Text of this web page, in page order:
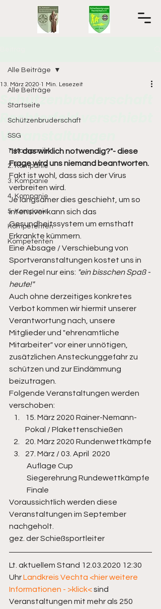
Alle Beiträge
Startseite
Schützenbruderschaft
SSG
1. Kompanie
2. Kompanie
3. Kompanie
4. Kompanie
5. Kompanie
Kompetenten
Kompetenten
Alle Beiträge
Schützenbruderschaft
Rechterfeld verschiebt
Veranstaltungen
13. März 2020 1 Min. Lesezeit
"Ist das wirklich notwendig?"- diese
Frage wird uns niemand beantworten.
Fakt ist wohl, dass sich der Virus
verbreiten wird.
Je langsamer dies geschieht, um so
intensiver kann sich das
Gesundheitssystem um ernsthaft
Erkrankte kümmern.
Eine Absage / Verschiebung von
Sportveranstaltungen kostet uns in
der Regel nur eins: "ein bisschen Spaß -
heute!"
Auch ohne derzeitiges konkretes
Verbot kommen wir hiermit unserer
Verantwortung nach, unsere
Mitglieder und "ehrenamtliche
Mitarbeiter" vor einer unnötigen,
zusätzlichen Ansteckunggefahr zu
schützen und zur Eindämmung
beizutragen.
Folgende Veranstaltungen werden
verschoben:
15. März 2020 Rainer-Nemann-
Pokal / Plakettenschießen
20. März 2020 Rundenwettkämpfe
27. März / 03. April  2020
Auflage Cup
Siegerehrung Rundewettkämpfe
Finale
Voraussichtlich werden diese
Veranstaltungen im September
nachgeholt.
gez. der Schießsportleiter
Lt. aktuellem Stand 12.03.2020 12:30
Uhr Landkreis Vechta <hier weitere
Informationen - >klick< sind
Veranstaltungen mit mehr als 250